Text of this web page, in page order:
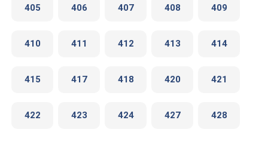
405 406 407 408 409
410 411 412 413 414
415 417 418 420 421
422 423 424 427 428